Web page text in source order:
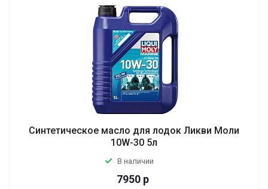
Синтетическое масло для лодок Ликви Моли
10W-30 5л
В наличии
7950 р